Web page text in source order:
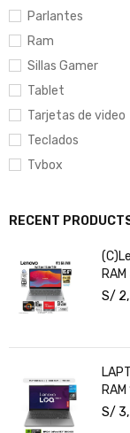
Parlantes
Ram
Sillas Gamer
Tablet
Tarjetas de video
Teclados
Tvbox
RECENT
S/
S/